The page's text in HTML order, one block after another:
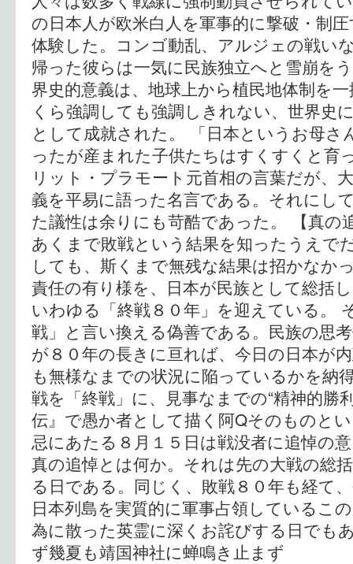
の日本人が欧米白人を軍事的に撃破・制
体験した。コンゴ動乱、アルジェの戦い
帰った彼らは一気に民族独立へと雪崩を
界史的意義は、地球上から植民地体制を
くら強調しても強調しきれない、世界史
として成就された。 「日本というお母さ
ったが産まれた子供たちはすくすくと育
リット・プラモート元首相の言葉だが、
義を平易に語った名言である。それにし
た議性は余りにも苛酷であった。 【真の
あくまで敗戦という結果を知ったうえで
しても、斯くまで無残な結果は招かなか
責任の有り様を、日本が民族として総括
いわゆる「終戦８０年」を迎えている。
戦」と言い換える偽善である。民族の思
が８０年の長きに亘れば、今日の日本が
も無様なまでの状況に陥っているかを納
戦を「終戦」に、見事なまでの“精神的勝
伝』で愚か者として描く阿Qそのものと
忌にあたる８月１５日は戦没者に追悼の
真の追悼とは何か。それは先の大戦の総
る日である。同じく、敗戦８０年も経て
日本列島を実質的に軍事占領しているこ
為に散った英霊に深くお詫びする日でも
ず幾夏も靖国神社に蝉鳴き止まず